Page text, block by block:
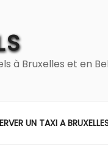
à Bruxelles et en
UN TAXI A